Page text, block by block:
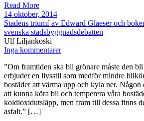
Read More
14 oktober, 2014
Stadens triumf av Edward Glaeser och
svenska stadsbyggnadsdebatten
Ulf Liljankoski
Inga kommentarer
”Om framtiden ska bli grönare måste den
erbjuder en livsstil som medför mindre
bostäder att värma upp och kyla ner.
att kunna köra bil och temperera våra
koldioxidutsläpp, men fram till dessa finns
asfalt.” […]